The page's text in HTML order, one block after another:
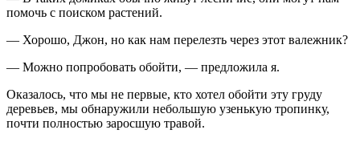
помочь с поиском растений.
— Хорошо, Джон, но как нам перелезть через этот валежник?
— Можно попробовать обойти, — предложила я.
Оказалось, что мы не первые, кто хотел обойти эту груду
деревьев, мы обнаружили небольшую узенькую тропинку,
почти полностью заросшую травой.